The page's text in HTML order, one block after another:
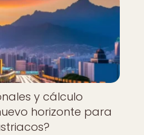
y cálculo
horizonte para